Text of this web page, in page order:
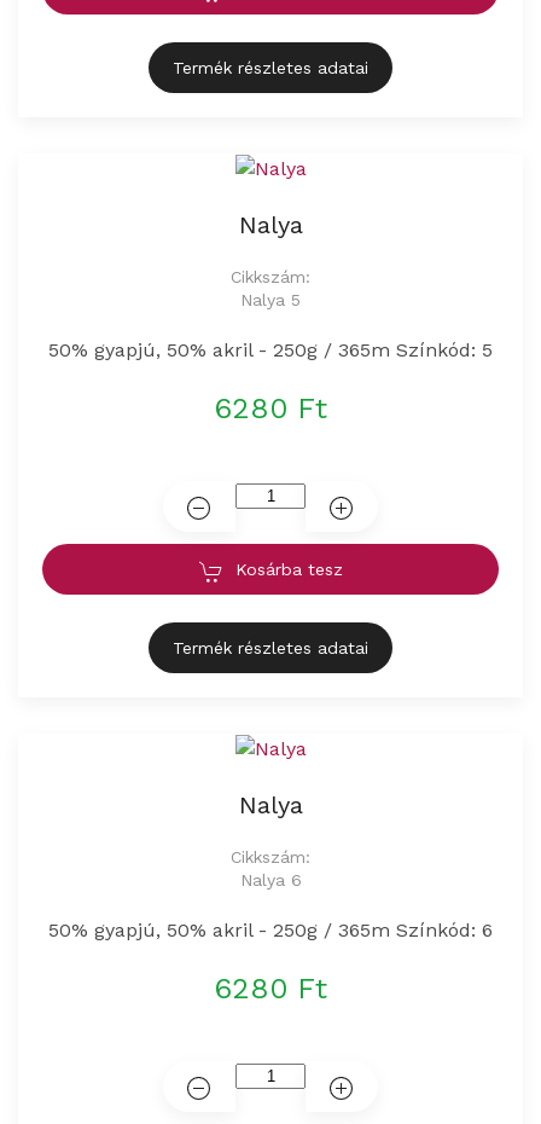
Termék részletes adatai
Nalya
Cikkszám:
Nalya 5
50% gyapjú, 50% akril - 250g / 365m Színkód: 5
6280 Ft
Kosárba tesz
Termék részletes adatai
Nalya
Cikkszám:
Nalya 6
50% gyapjú, 50% akril - 250g / 365m Színkód: 6
6280 Ft